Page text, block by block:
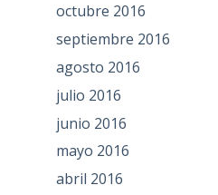
octubre 2016
septiembre 2016
agosto 2016
julio 2016
junio 2016
mayo 2016
abril 2016